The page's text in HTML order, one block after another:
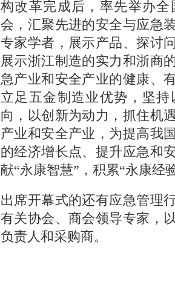
构改革完成后，率先举办
会，汇聚先进的安全与应急
专家学者，展示产品、探讨
展示浙江制造的实力和浙商
急产业和安全产业的健康、
立足五金制造业优势，坚
向，以创新为动力，抓住机
产业和安全产业，为提高我
的经济增长点、提升应急和
献“永康智慧”，积累“永康经
出席开幕式的还有应急管理
有关协会、商会领导专家，
负责人和采购商。